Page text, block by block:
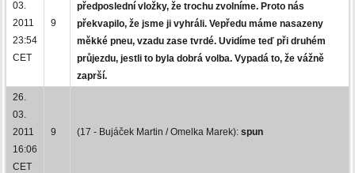
03.
2011
23:54
CET
9
předposlední vložky, že trochu zvolníme. Proto nás
překvapilo, že jsme ji vyhráli. Vepředu máme nasazeny
měkké pneu, vzadu zase tvrdé. Uvidíme teď při druhém
průjezdu, jestli to byla dobrá volba. Vypadá to, že vážně
zaprší.
26.
03.
2011
16:06
CET
9 (17 - Bujáček Martin / Omelka Marek): spun